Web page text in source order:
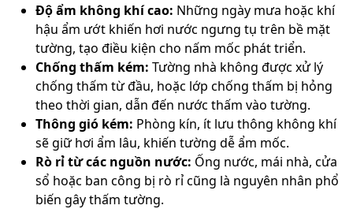
Độ ẩm không khí cao: Những ngày mưa hoặc khí
hậu ẩm ướt khiến hơi nước ngưng tụ trên bề mặt
tường, tạo điều kiện cho nấm mốc phát triển.
Chống thấm kém: Tường nhà không được xử lý
chống thấm từ đầu, hoặc lớp chống thấm bị hỏng
theo thời gian, dẫn đến nước thấm vào tường.
Thông gió kém: Phòng kín, ít lưu thông không khí
sẽ giữ hơi ẩm lâu, khiến tường dễ ẩm mốc.
Rò rỉ từ các nguồn nước: Ống nước, mái nhà, cửa
sổ hoặc ban công bị rò rỉ cũng là nguyên nhân phổ
biến gây thấm tường.